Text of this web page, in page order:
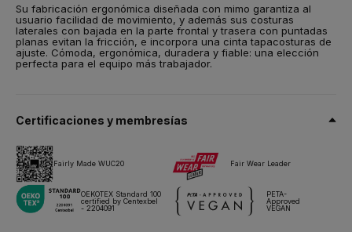
Instrucciones de lavado
Todos nuestros productos han sido probados y aprobados para
todas las técnicas de impresión.
Ficha técnica Tallas y medidas
Su fabricación ergonómica diseñada con mimo garantiza al
usuario facilidad de movimiento, y además sus costuras
laterales con bajada en la parte frontal y trasera con puntadas
planas evitan la fricción, e incorpora una cinta tapacosturas de
ajuste. Cómoda, ergonómica, duradera y fiable: una elección
perfecta para el equipo más trabajador.
Certificaciones y membresías
Fairly Made WUC20 Fair Wear Leader
OEKOTEX Standard 100
certified by Centexbel
- 2204091
PETA-
Approved
VEGAN